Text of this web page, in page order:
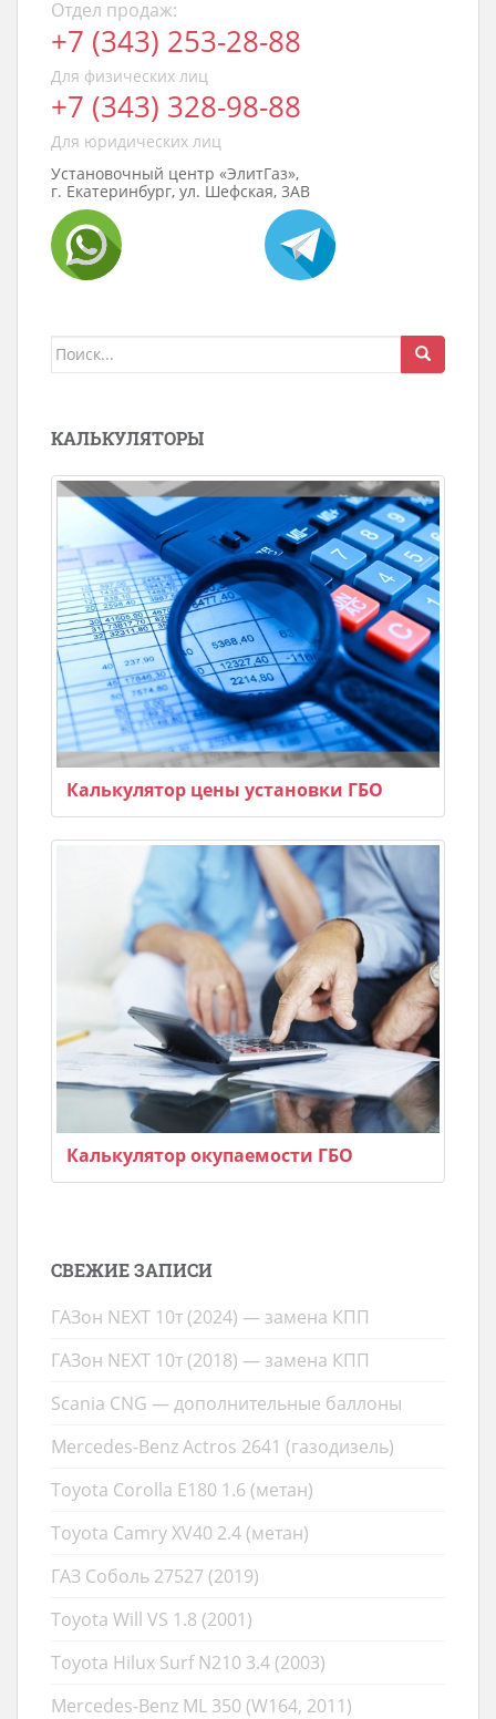
Отдел продаж:
+7 (343) 253-28-88
Для физических лиц
+7 (343) 328-98-88
Для юридических лиц
Установочный центр «ЭлитГаз»,
г. Екатеринбург, ул. Шефская, 3АВ
Поиск
КАЛЬКУЛЯТОРЫ
Калькулятор цены установки ГБО
Калькулятор окупаемости ГБО
СВЕЖИЕ ЗАПИСИ
ГАЗон NEXT 10т (2024) — замена КПП
ГАЗон NEXT 10т (2018) — замена КПП
Scania CNG — дополнительные баллоны
Mercedes-Benz Actros 2641 (газодизель)
Toyota Corolla E180 1.6 (метан)
Toyota Camry XV40 2.4 (метан)
ГАЗ Соболь 27527 (2019)
Toyota Will VS 1.8 (2001)
Toyota Hilux Surf N210 3.4 (2003)
Mercedes-Benz ML 350 (W164, 2011)